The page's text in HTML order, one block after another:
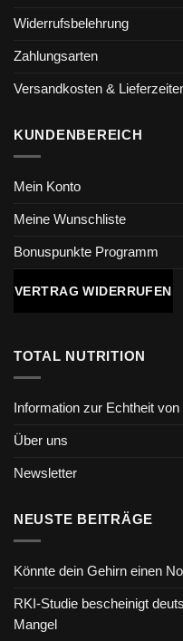
Widerrufsbelehrung
Zahlungsarten
Versandkosten &
KUNDENBEREICH
Mein Konto
Meine Wunschliste
Bonuspunkte Programm
VERTRAG WIDERRUFEN
TOTAL NUTRITION
Information zur Echtheit
Über uns
Newsletter
NEUSTE BEITRÄGE
Könnte dein Gehirn einen
RKI-Studie bescheinigt
Mangel